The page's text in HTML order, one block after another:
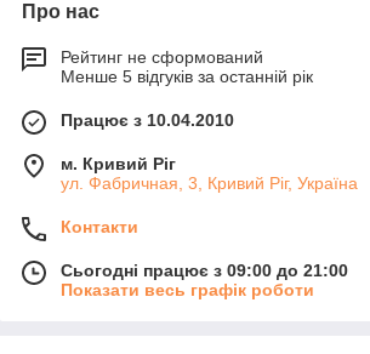
Про нас
Рейтинг не сформований
Менше 5 відгуків за останній рік
Працює з 10.04.2010
м. Кривий Ріг
ул. Фабричная, 3, Кривий Ріг, Україна
Контакти
Сьогодні працює з 09:00 до 21:00
Показати весь графік роботи